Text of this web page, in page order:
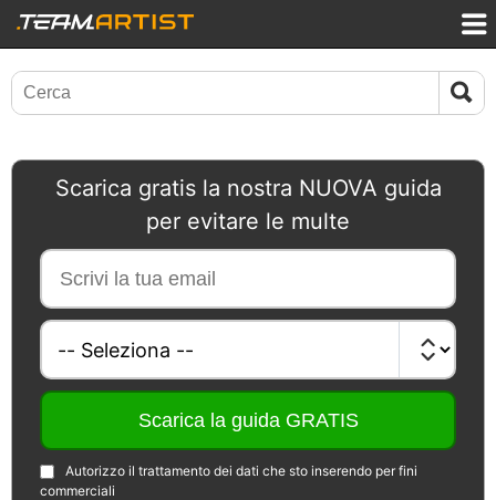
Scarica gratis la nostra NUOVA guida
per evitare le multe
Autorizzo il trattamento dei dati che sto inserendo per fini
commerciali